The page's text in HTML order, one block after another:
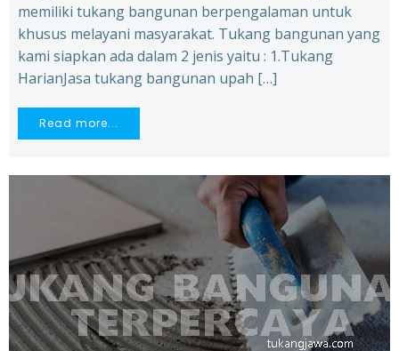
memiliki tukang bangunan berpengalaman untuk
khusus melayani masyarakat. Tukang bangunan yang
kami siapkan ada dalam 2 jenis yaitu : 1.Tukang
HarianJasa tukang bangunan upah […]
Read more...